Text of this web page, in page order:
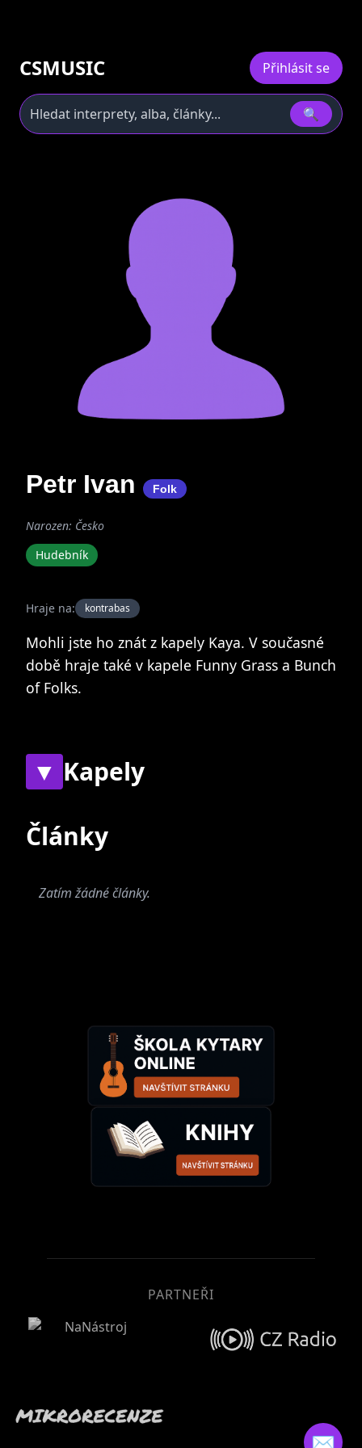
CSMUSIC Přihlásit se
🔍
Petr Ivan Folk
Narozen: Česko
Hudebník
Hraje na: kontrabas
Mohli jste ho znát z kapely Kaya. V současné
době hraje také v kapele Funny Grass a Bunch
of Folks.
▼ Kapely
Současné
Články
Zatím žádné články.
PARTNEŘI
✉️